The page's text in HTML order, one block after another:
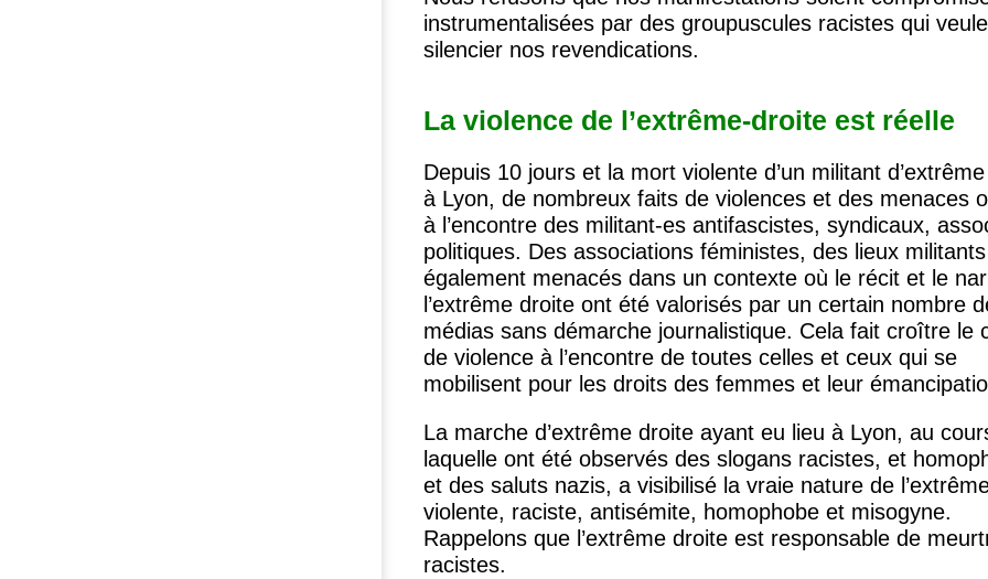
instrumentalisées par des groupuscules racistes qui
silencier nos revendications.
La violence de l’extrême-droite est réelle
Depuis 10 jours et la mort violente d’un militant
à Lyon, de nombreux faits de violences et des menaces
à l’encontre des militant-es antifascistes, syndicaux,
politiques. Des associations féministes, des lieux
également menacés dans un contexte où le récit et le
l’extrême droite ont été valorisés par un certain nombre
médias sans démarche journalistique. Cela fait croître le
de violence à l’encontre de toutes celles et ceux qui se
mobilisent pour les droits des femmes et leur
La marche d’extrême droite ayant eu lieu à Lyon, au
laquelle ont été observés des slogans racistes, et
et des saluts nazis, a visibilisé la vraie nature de
violente, raciste, antisémite, homophobe et misogyne.
Rappelons que l’extrême droite est responsable de
racistes.